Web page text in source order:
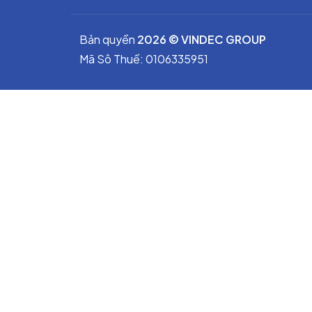
Lắp đặt nhanh, không yêu cầu kỹ
Bản quyền 2026 © VINDEC GROUP
Mã Sô Thuế: 0106335951